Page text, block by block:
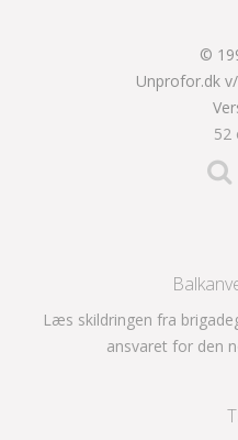
©
Unprofor.dk v/
52
Læs skildringen fra
ansvaret for den